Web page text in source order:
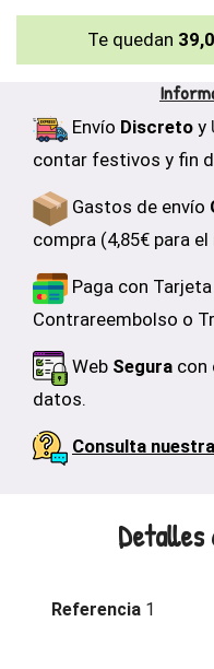
Te quedan
Envío Discreto y
contar festivos y fin
Gastos de envío
compra (4,85€ para
Paga con
Contrareembolso o
Web Segura con
datos.
Consulta
Referencia 1